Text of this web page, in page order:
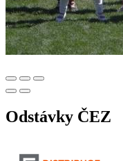
Odstávky ČEZ